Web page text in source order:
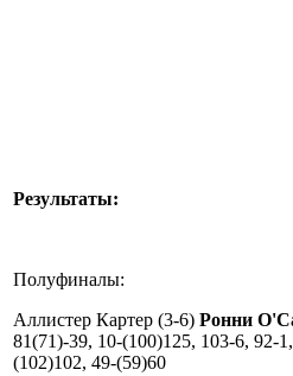
Результаты:
Полуфиналы:
Аллистер Картер (3-6) Ронни
81(71)-39, 10-(100)125, 103-6, 92-
(102)102, 49-(59)60